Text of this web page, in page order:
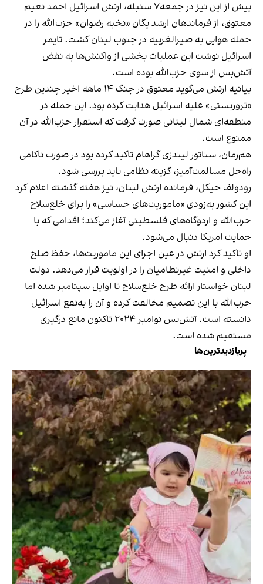
پیش از این نیز در جمعه۷ سنبله، ارتش اسرائیل احمد نعیم
معتوق، از فرماندهان ارشد یگان «نخبه رضوان» حزب‌الله را در
حمله هوایی به صیرالغربیه در جنوب لبنان کشت. تایمز
اسرائیل نوشت این عملیات بخشی از واکنش‌ها به نقض
آتش‌بس از سوی حزب‌الله بوده است.
بیانیه ارتش می‌گوید معتوق در جنگ ۱۴ ماهه اخیر چندین طرح
«تروریستی» علیه اسرائیل هدایت کرده بود. این حمله در
منطقه‌ای شمال لیتانی صورت گرفت که استقرار حزب‌الله در آن
ممنوع است.
هم‌زمان، سناتور لیندزی گراهام تاکید کرده بود در صورت ناکامی
راه‌حل مسالمت‌آمیز، گزینه نظامی باید بررسی شود.
رودولف حیکل، فرمانده ارتش لبنان، نیز هفته گذشته اعلام کرد
این کشور به‌زودی «ماموریت‌های حساسی» را برای خلع‌سلاح
حزب‌الله و اردوگاه‌های فلسطینی آغاز می‌کند؛ اقدامی که با
حمایت امریکا دنبال می‌شود.
او تاکید کرد ارتش در عین اجرای این ماموریت‌ها، حفظ صلح
داخلی و امنیت غیرنظامیان را در اولویت قرار می‌دهد. دولت
لبنان خواستار ارائه طرح خلع‌سلاح تا اوایل سپتامبر شده اما
حزب‌الله با این تصمیم مخالفت کرده و آن را به‌نفع اسرائیل
دانسته است. آتش‌بس نوامبر ۲۰۲۴ تاکنون مانع درگیری
مستقیم شده است.
پربازدیدترین‌ها